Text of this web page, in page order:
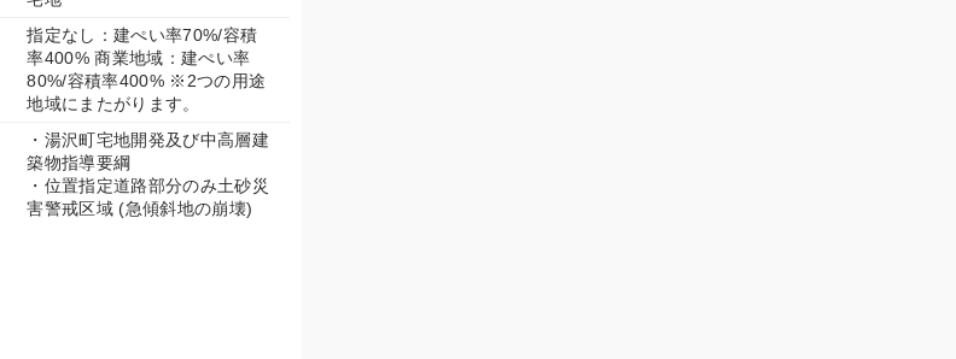
指定なし：建ぺい率70%/容積
率400% 商業地域：建ぺい率
80%/容積率400% ※2つの用途
地域にまたがります。
・湯沢町宅地開発及び中高層建
築物指導要綱
・位置指定道路部分のみ土砂災
害警戒区域 (急傾斜地の崩壊)